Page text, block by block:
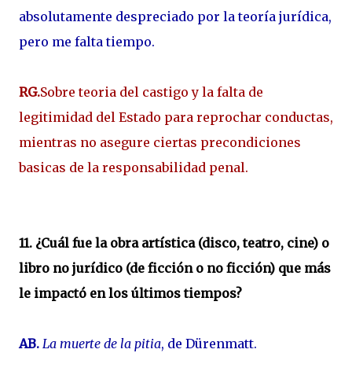
absolutamente despreciado por la teoría jurídica,
pero me falta tiempo.
RG.Sobre teoria del castigo y la falta de
legitimidad del Estado para reprochar conductas,
mientras no asegure ciertas precondiciones
basicas de la responsabilidad penal.
11. ¿Cuál fue la obra artística (disco, teatro, cine) o
libro no jurídico (de ficción o no ficción) que más
le impactó en los últimos tiempos?
AB. La muerte de la pitia, de Dürenmatt.